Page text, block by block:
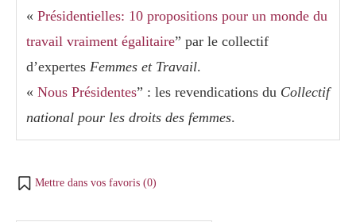
« Présidentielles: 10 propositions pour un monde du
travail vraiment égalitaire” par le collectif
d’expertes Femmes et Travail.
« Nous Présidentes” : les revendications du Collectif
national pour les droits des femmes.
Mettre dans vos favoris (0)